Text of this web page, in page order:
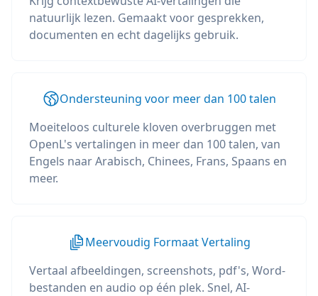
natuurlijk lezen. Gemaakt voor gesprekken,
documenten en echt dagelijks gebruik.
Ondersteuning voor meer dan 100 talen
Moeiteloos culturele kloven overbruggen met
OpenL's vertalingen in meer dan 100 talen, van
Engels naar Arabisch, Chinees, Frans, Spaans en
meer.
Meervoudig Formaat Vertaling
Vertaal afbeeldingen, screenshots, pdf's, Word-
bestanden en audio op één plek. Snel, AI-